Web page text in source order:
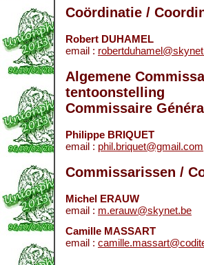
Coördinatie /
Robert DUHAMEL
email :
Algemene
tentoonstelling
Commissaire
Philippe BRIQUET
email : phil.briquet@gmail.com
Commissarissen
Michel ERAUW
email : m.erauw@skynet.be
Camille MASSART
email :